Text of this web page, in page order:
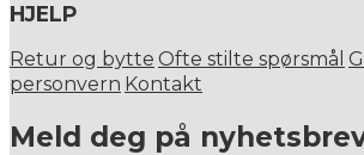
HJELP
Retur og bytte Ofte stilte spørsmål
personvern Kontakt
Meld deg på